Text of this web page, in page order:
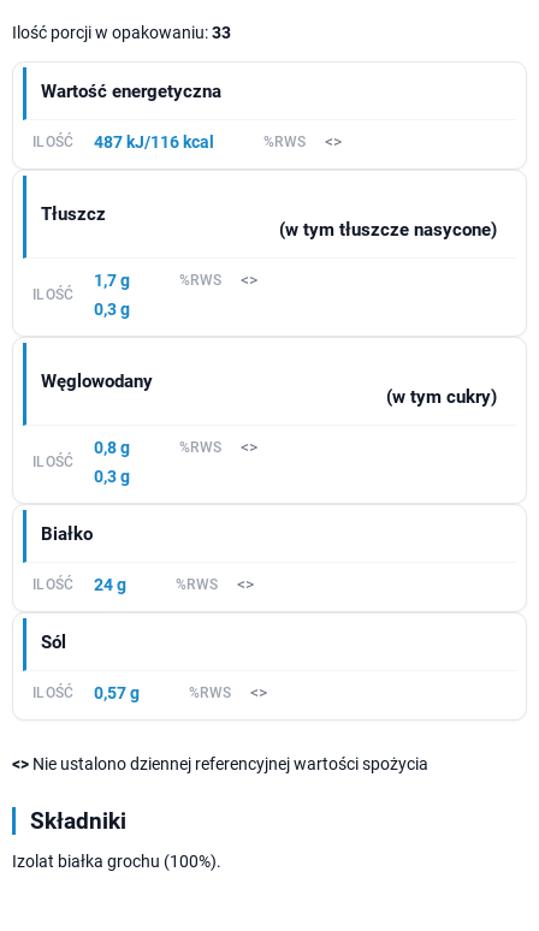
Ilość porcji w opakowaniu:33
Wartość energetyczna
487 kJ/116 kcal <>
Tłuszcz
(w tym tłuszcze nasycone)
1,7 g
0,3 g
<>
Węglowodany
(w tym cukry)
0,8 g
0,3 g
<>
Białko
24 g <>
Sól
0,57 g <>
<> Nie ustalono dziennej referencyjnej wartości spożycia
Składniki
Izolat białka grochu (100%).